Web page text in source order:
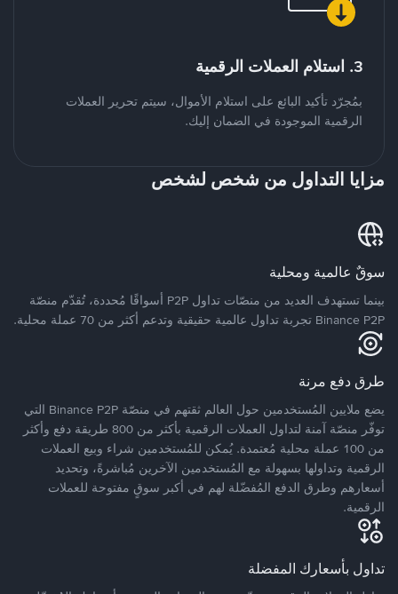
3. استلام العملات الرقمية
بمُجرّد تأكيد البائع على استلام الأموال، سيتم تحرير العملات
الرقمية الموجودة في الضمان إليك.
مزايا التداول من شخص لشخص
سوقٌ عالمية ومحلية
بينما تستهدف العديد من منصّات تداول P2P أسواقًا مُحددة، تُقدّم منصّة
Binance P2P تجربة تداول عالمية حقيقية وتدعم أكثر من 70 عملة محلية.
طرق دفع مرنة
يضع ملايين المُستخدمين حول العالم ثقتهم في منصّة Binance P2P التي
توفّر منصّة آمنة لتداول العملات الرقمية بأكثر من 800 طريقة دفع وأكثر
من 100 عملة محلية مُعتمدة. يُمكن للمُستخدمين شراء وبيع العملات
الرقمية وتداولها بسهولة مع المُستخدمين الآخرين مُباشرةً، وتحديد
أسعارهم وطرق الدفع المُفضّلة لهم في أكبر سوقٍ مفتوحة للعملات
الرقمية.
تداول بأسعارك المفضلة